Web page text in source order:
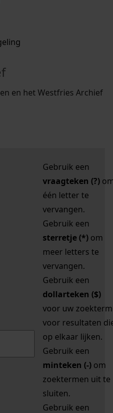
aantal zoektips.
aantal zoektips.
en het Westfries Archief
uw zoekopdracht te
Gebruik een
vraagteken (?)
één letter te
vervangen.
Gebruik een
sterretje (*) om
meer letters te
vervangen.
Gebruik een
dollarteken ($)
voor uw zoekterm
voor resultaten
op elkaar lijken.
Gebruik een
minteken (-) om
zoektermen uit te
sluiten.
Gebruik een